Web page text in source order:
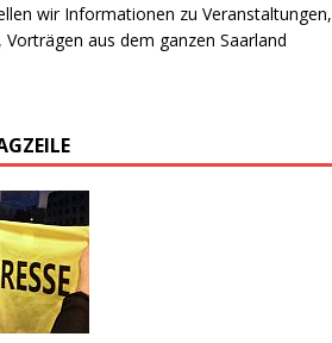
wir Informationen zu Veranstaltungen,
Vorträgen aus dem ganzen Saarland